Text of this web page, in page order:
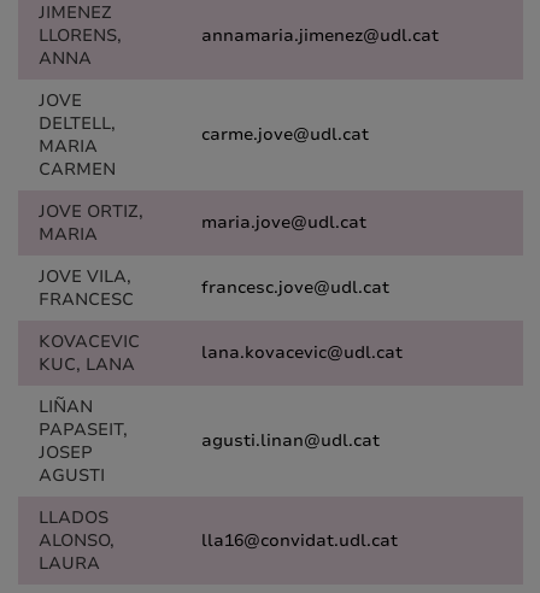
JIMENEZ
LLORENS,
ANNA
annamaria.jimenez@udl.cat
JOVE
DELTELL,
MARIA
CARMEN
carme.jove@udl.cat
JOVE ORTIZ,
MARIA
maria.jove@udl.cat
JOVE VILA,
FRANCESC
francesc.jove@udl.cat
KOVACEVIC
KUC, LANA
lana.kovacevic@udl.cat
LIÑAN
PAPASEIT,
JOSEP
AGUSTI
agusti.linan@udl.cat
LLADOS
ALONSO,
LAURA
lla16@convidat.udl.cat